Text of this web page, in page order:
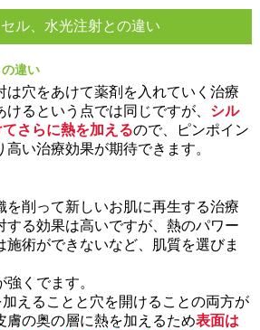
ル、水光注射との違い
違い
は穴をあけて薬剤を入れていく治療
るという点では同じですが、 シル
さらに熱を加えるので、ピンポイン
高い治療効果が期待できます。
を削って新しいお肌に再生する治療
する効果は高いですが、熱のパワー
施術ができないなど、肌質を選びま
くでます。
えることと穴を開けることの両方が
膚の奥の層に熱を加えるため表面は